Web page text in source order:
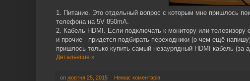
1. Питание. Это отдельный вопрос с которым мне пришлось
телефона на 5V 850mA.
2. Кабель HDMI. Если подключать к монитору или
и прочие - придется подбирать переходники (о чем ещё
пришлось только купить самый незаурядный HDMI кабель (за
Детальніше »
on жовтня 25, 2015
Немає коментарів: